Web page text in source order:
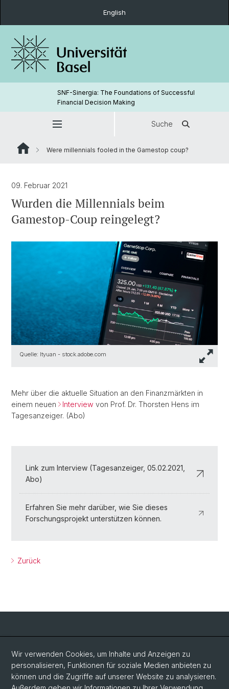
English
SNF-Sinergia: The Foundations of Successful
Financial Decision Making
Suche
Were millennials fooled in the Gamestop coup?
09. Februar 2021
Wurden die Millennials beim
Gamestop-Coup reingelegt?
Quelle: ltyuan - stock.adobe.com
Mehr über die aktuelle Situation an den Finanzmärkten in
einem neuen
Interview von Prof. Dr. Thorsten Hens im
Tagesanzeiger. (Abo)
Link zum Interview (Tagesanzeiger, 05.02.2021,
Abo)
Erfahren Sie mehr darüber, wie Sie dieses
Forschungsprojekt unterstützen können.
Zurück
Twitter
Wir verwenden Cookies, um Inhalte und Anzeigen zu
personalisieren, Funktionen für soziale Medien anbieten zu
können und die Zugriffe auf unserer Website zu analysieren.